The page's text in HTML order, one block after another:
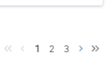
1 2 3